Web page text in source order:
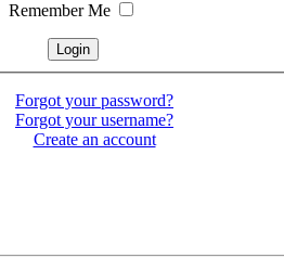
Remember Me
Forgot your password?
Forgot your username?
Create an account